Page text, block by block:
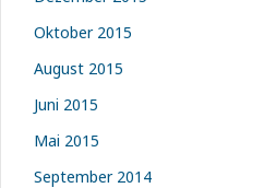
Oktober 2015
August 2015
Juni 2015
Mai 2015
September 2014